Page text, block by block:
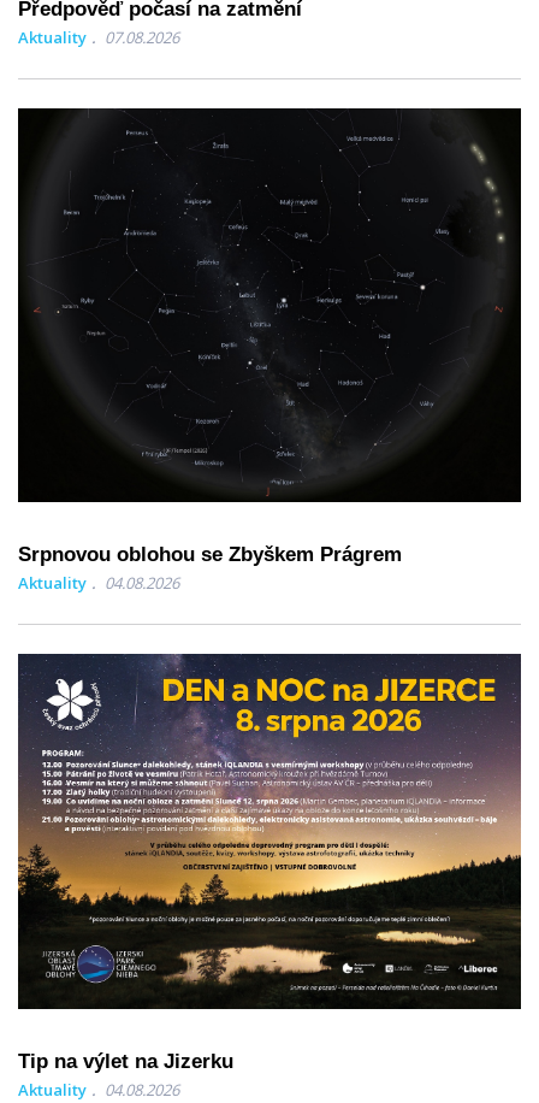
Předpověď počasí na zatmění
Aktuality 07.08.2026
Srpnovou oblohou se Zbyškem Prágrem
Aktuality 04.08.2026
Tip na výlet na Jizerku
Aktuality 04.08.2026